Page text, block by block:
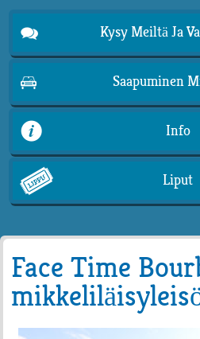
Kysy Meiltä Ja
Saapuminen
Info
Liput
Face Time